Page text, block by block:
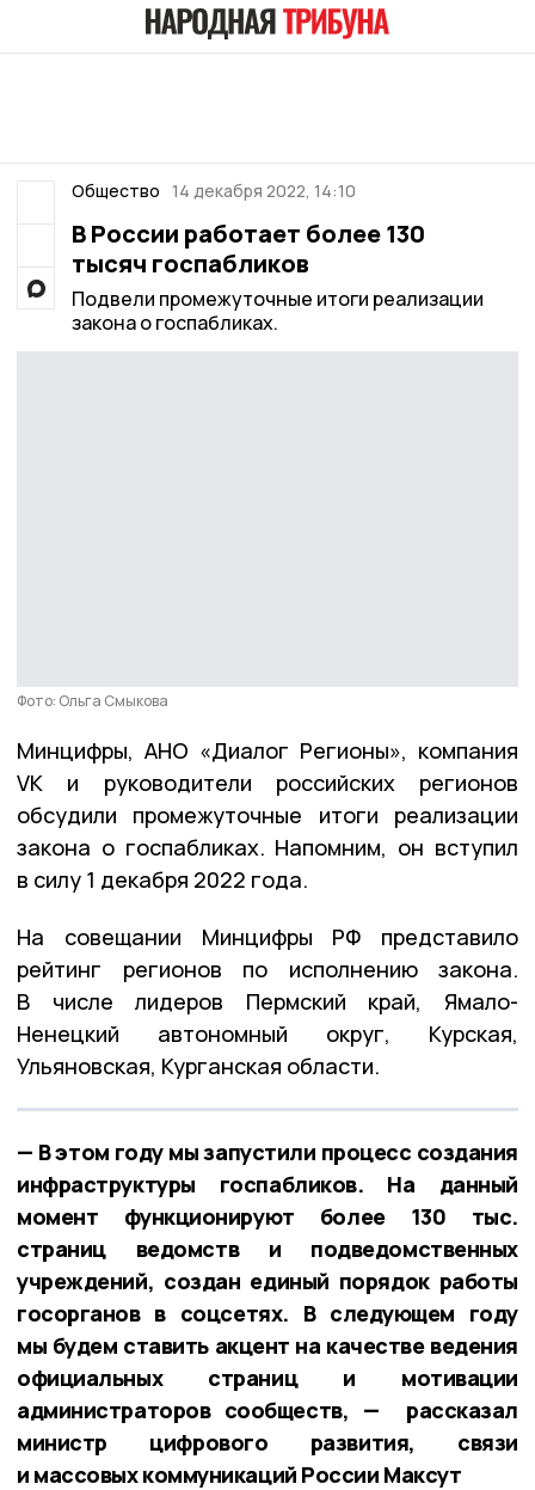
Общество 14 декабря 2022, 14:10
В России работает более 130
тысяч госпабликов
Подвели промежуточные итоги реализации
закона о госпабликах.
Фото: Ольга Смыкова
Минцифры, АНО «Диалог Регионы», компания
VK и руководители российских регионов
обсудили промежуточные итоги реализации
закона о госпабликах. Напомним, он вступил
в силу 1 декабря 2022 года.
На совещании Минцифры РФ представило
рейтинг регионов по исполнению закона.
В числе лидеров Пермский край, Ямало-
Ненецкий автономный округ, Курская,
Ульяновская, Курганская области.
— В этом году мы запустили процесс создания
инфраструктуры госпабликов. На данный
момент функционируют более 130 тыс.
страниц ведомств и подведомственных
учреждений, создан единый порядок работы
госорганов в соцсетях. В следующем году
мы будем ставить акцент на качестве ведения
официальных страниц и мотивации
администраторов сообществ, — рассказал
министр цифрового развития, связи
и массовых коммуникаций России Максут